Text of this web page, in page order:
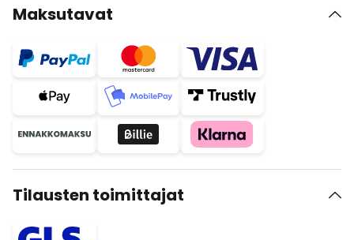
Maksutavat
Tilausten toimittajat